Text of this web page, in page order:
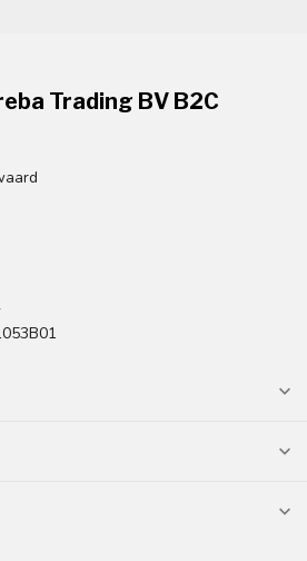
Trading BV B2C